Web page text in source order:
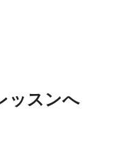
ッスンへ